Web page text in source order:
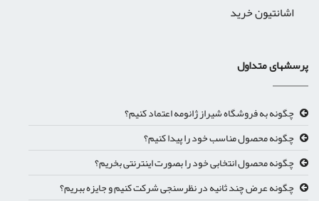
اشانتیون خرید
پرسشهای متداول
چگونه به فروشگاه شیراز ژانومه اعتماد کنیم؟
چگونه محصول مناسب خود را پیدا کنیم؟
چگونه محصول انتخابی خود را بصورت اینترنتی بخریم؟
چگونه عرض چند ثانیه در نظرسنجی شرکت کنیم و جایزه ببریم؟